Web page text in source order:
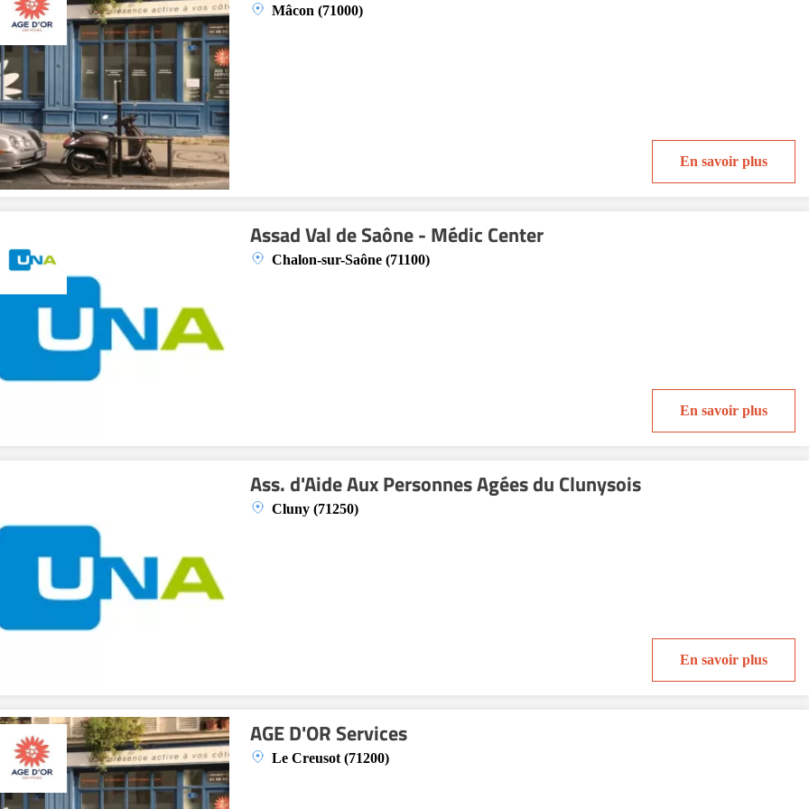
Mâcon (71000)
En savoir plus
Assad Val de Saône - Médic Center
Chalon-sur-Saône (71100)
En savoir plus
Ass. d'Aide Aux Personnes Agées du Clunysois
Cluny (71250)
En savoir plus
AGE D'OR Services
Le Creusot (71200)